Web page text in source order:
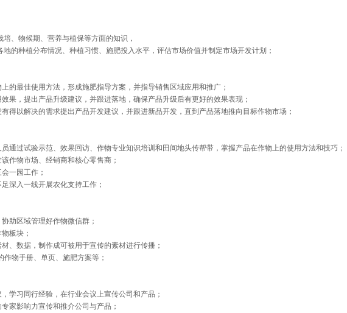
、物候期、营养与植保等方面的知识，
的种植分布情况、种植习惯、施肥投入水平，评估市场价值并制定市场开发计划；
的最佳使用方法，形成施肥指导方案，并指导销售区域应用和推广；
果，提出产品升级建议，并跟进落地，确保产品升级后有更好的效果表现；
得以解决的需求提出产品开发建议，并跟进新品开发，直到产品落地推向目标作物市场；
通过试验示范、效果回访、作物专业知识培训和田间地头传帮带，掌握产品在作物上的使用方法和技巧；
作物市场、经销商和核心零售商；
一园工作；
深入一线开展农化支持工作；
助区域管理好作物微信群；
板块；
、数据，制作成可被用于宣传的素材进行传播；
物手册、单页、施肥方案等；
学习同行经验，在行业会议上宣传公司和产品；
家影响力宣传和推介公司与产品；